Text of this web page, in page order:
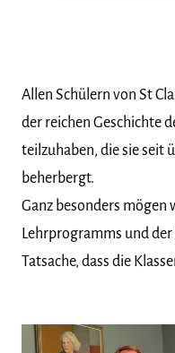
Allen Schülern von St
der reichen Geschichte
teilzuhaben, die sie seit
beherbergt.
Ganz besonders mögen
Lehrprogramms und
Tatsache, dass die